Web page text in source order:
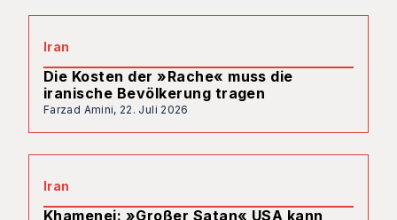
Iran
Die Kosten der »Rache« muss die
iranische Bevölkerung tragen
Farzad Amini, 22. Juli 2026
Iran
Khamenei: »Großer Satan« USA kann